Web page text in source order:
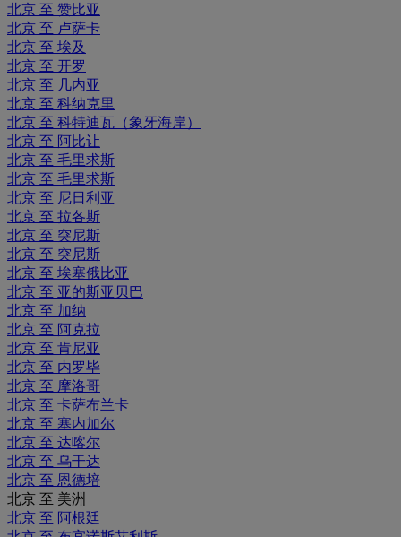
北京 至 赞比亚
北京 至 卢萨卡
北京 至 埃及
北京 至 开罗
北京 至 几内亚
北京 至 科纳克里
北京 至 科特迪瓦（象牙海岸）
北京 至 阿比让
北京 至 毛里求斯
北京 至 毛里求斯
北京 至 尼日利亚
北京 至 拉各斯
北京 至 突尼斯
北京 至 突尼斯
北京 至 埃塞俄比亚
北京 至 亚的斯亚贝巴
北京 至 加纳
北京 至 阿克拉
北京 至 肯尼亚
北京 至 内罗毕
北京 至 摩洛哥
北京 至 卡萨布兰卡
北京 至 塞内加尔
北京 至 达喀尔
北京 至 乌干达
北京 至 恩德培
北京 至 美洲
北京 至 阿根廷